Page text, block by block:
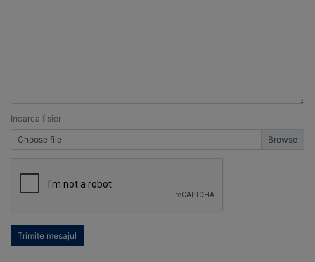
Incarca fisier
Choose file
Trimite mesajul